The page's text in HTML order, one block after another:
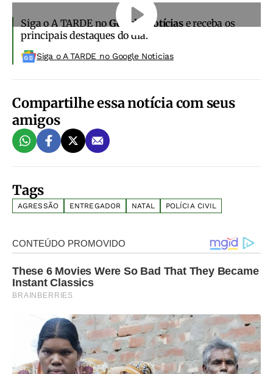
Siga o A TARDE noGoogle Notíciase receba os
principais destaques do dia.
Siga o A TARDE no Google Noticias
Compartilhe essa notícia com seus
amigos
Tags
AGRESSÃO ENTREGADOR NATAL POLÍCIA CIVIL